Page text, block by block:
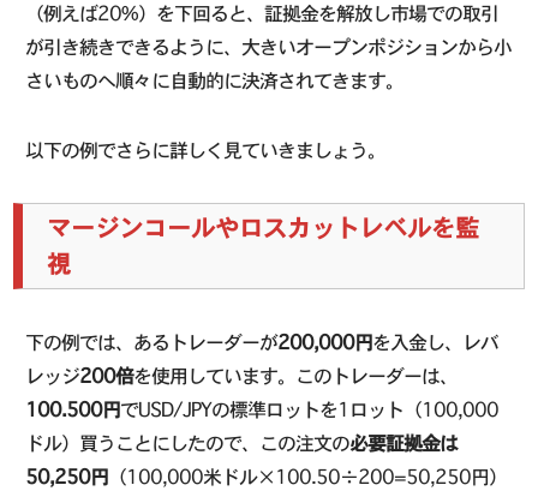
（例えば20%）を下回ると、証拠金を解放し市場での取引
が引き続きできるように、大きいオープンポジションから小
さいものへ順々に自動的に決済されてきます。
以下の例でさらに詳しく見ていきましょう。
マージンコールやロスカットレベルを監
視
下の例では、あるトレーダーが200,000円を入金し、レバ
レッジ200倍を使用しています。このトレーダーは、
100.500円でUSD/JPYの標準ロットを1ロット（100,000
ドル）買うことにしたので、この注文の必要証拠金は
50,250円 （100,000米ドル×100.50÷200=50,250円）